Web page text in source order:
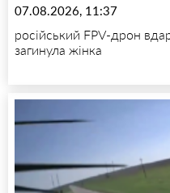
07.08.2026, 11:37
російський FPV-дрон
загинула жінка